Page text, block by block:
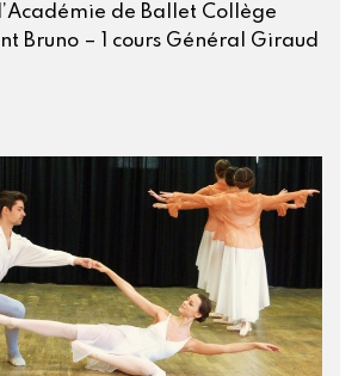
de Ballet Collège
Bruno – 1 cours Général Giraud